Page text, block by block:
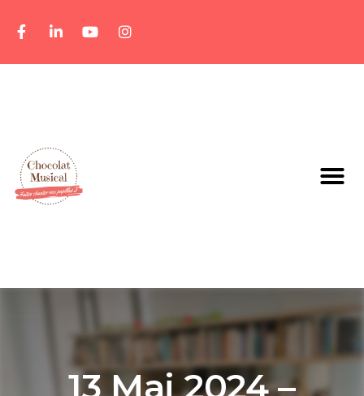
13 Mai 2024 –